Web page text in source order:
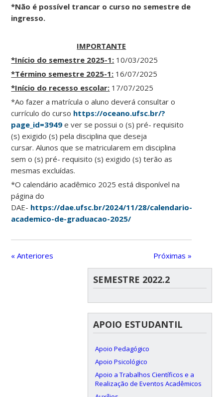
*Não é possível trancar o curso no semestre de
ingresso.
IMPORTANTE
*Início do semestre 2025-1: 10/03/2025
*Término semestre 2025-1: 16/07/2025
*Início do recesso escolar: 17/07/2025
*Ao fazer a matrícula o aluno deverá consultar o
currículo do curso https://oceano.ufsc.br/?
page_id=3949 e ver se possui o (s) pré- requisito
(s) exigido (s) pela disciplina que deseja
cursar. Alunos que se matricularem em disciplina
sem o (s) pré- requisito (s) exigido (s) terão as
mesmas excluídas.
*O calendário acadêmico 2025 está disponível na
página do
DAE- https://dae.ufsc.br/2024/11/28/calendario-
academico-de-graduacao-2025/
« Anteriores Próximas »
SEMESTRE 2022.2
APOIO ESTUDANTIL
Apoio Pedagógico
Apoio Psicológico
Apoio a Trabalhos Científicos e a
Realização de Eventos Acadêmicos